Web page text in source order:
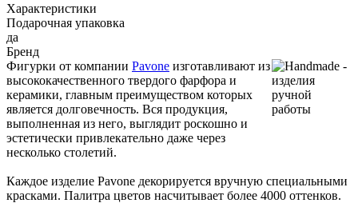
Характеристики
Подарочная упаковка
да
Бренд
Фигурки от компании Pavone изготавливают из
высококачественного твердого фарфора и
керамики, главным преимуществом которых
является долговечность. Вся продукция,
выполненная из него, выглядит роскошно и
эстетически привлекательно даже через
несколько столетий.
Каждое изделие Pavone декорируется вручную специальными
красками. Палитра цветов насчитывает более 4000 оттенков.